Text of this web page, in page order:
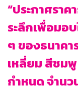
“ประกาศรา
ระลึกเพื่อมอ
ๆ ของธนาค
เหลี่ยม สีชม
กำหนด จำนว